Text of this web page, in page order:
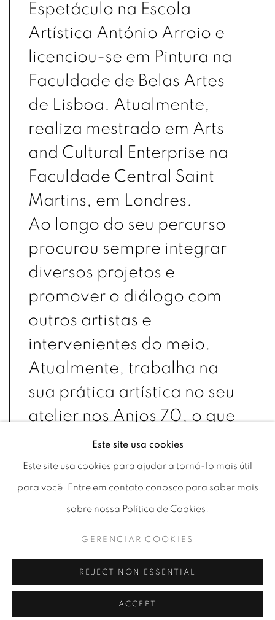
Espetáculo na Escola
Artística António Arroio e
licenciou-se em Pintura na
Faculdade de Belas Artes
de Lisboa. Atualmente,
realiza mestrado em Arts
and Cultural Enterprise na
Faculdade Central Saint
Martins, em Londres.
Ao longo do seu percurso
procurou sempre integrar
diversos projetos e
promover o diálogo com
outros artistas e
intervenientes do meio.
Atualmente, trabalha na
sua prática artística no seu
atelier nos Anjos 70, o que
lhe permite contactar com
outros artistas no processo
criativo.
Em 2018 participou na 1ª
Bienal Internacional de
Macau, em 2019 recebeu
uma menção honrosa na
Bienal Jovarte de Loures e
Este site usa cookies
Este site usa cookies para ajudar a torná-lo mais útil
para você. Entre em contato conosco para saber mais
sobre nossa Política de Cookies.
GERENCIAR COOKIES
REJECT NON ESSENTIAL
ACCEPT